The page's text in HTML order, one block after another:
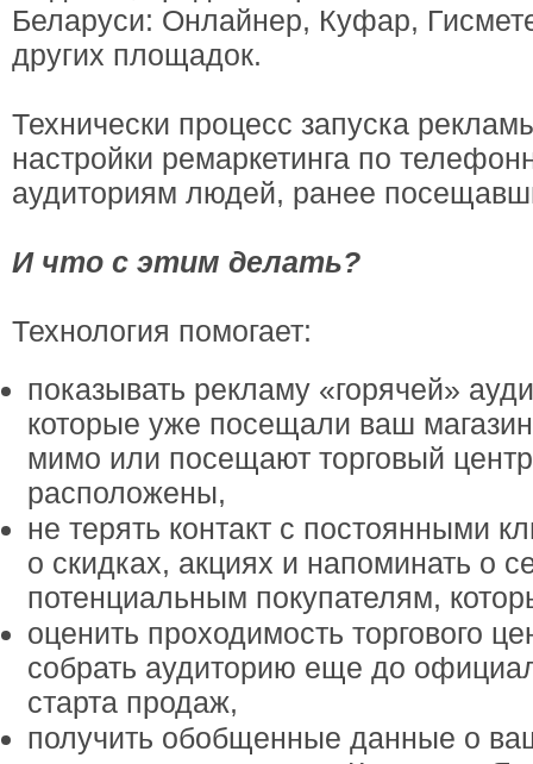
Беларуси: Онлайнер, Куфар,
других площадок.
Технически процесс запуска
настройки ремаркетинга по
аудиториям людей, ранее
И что с этим делать?
Технология помогает:
показывать рекламу «горячей»
которые уже посещали ваш
мимо или посещают торговый
расположены,
не терять контакт с постоянными
о скидках, акциях и напоминать о
потенциальным покупателям,
оценить проходимость торгового
собрать аудиторию еще до
старта продаж,
получить обобщенные данные о